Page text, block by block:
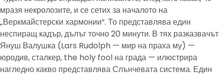
мразя некролозите, и се сетих за началото на
„Веркмайстерски хармонии“. То представлява един
неспиращ кадър, дълъг точно 20 минути. В тях разказвачът
Януш Валушка (Lars Rudolph — мир на праха му) —
юродив, сталкер, the holy fool на града — илюстрира
нагледно какво представлява Слънчевата система. Един